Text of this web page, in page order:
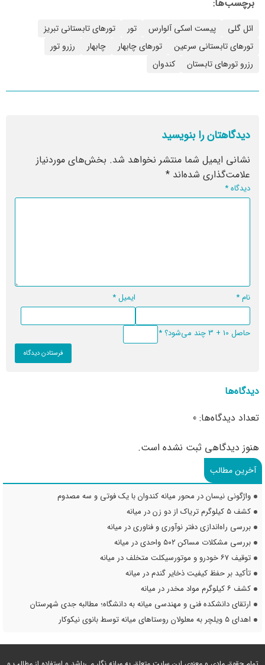
برچسب‌ها:
ائل گلی پیست اسکی آلوارس تور
تورهای تابستانی تبریز
تورهای تابستانی سرعین
تورهای چابهار چابهار
رزرو تور
رزرو تورهای تابستان
کندوان
دیدگاهتان را بنویسید
نشانی ایمیل شما منتشر نخواهد شد. بخش‌های موردنیاز
علامت‌گذاری شده‌اند *
دیدگاه*
نام* ایمیل*
حاصل 10 + 3 چند می‌شود؟ *
دیدگاه‌ها
تعداد دیدگاه‌ها: 0
هنوز دیدگاهی ثبت نشده است.
آخرین مطالب
واژگونی نیسان در محور میانه کندوان با یک فوتی و سه مصدوم
کشف ۵ کیلوگرم تریاک از دو زن در میانه
بررسی راه‌اندازی دفتر نوآوری و فناوری در میانه
بررسی مشکلات مساکن ۵۰۲ واحدی در میانه
توقیف ۶۷ خودرو و موتورسیکلت متخلف در میانه
تأکید بر حفظ کیفیت ذخایر گندم در میانه
کشف ۶ کیلوگرم مواد مخدر در میانه
ارتقای دانشکده فنی و مهندسی میانه به دانشگاه؛ مطالبه جدی شهرستان
اهدای ۵ ویلچر به معلولان روستاهای میانه توسط بانوی نیکوکار